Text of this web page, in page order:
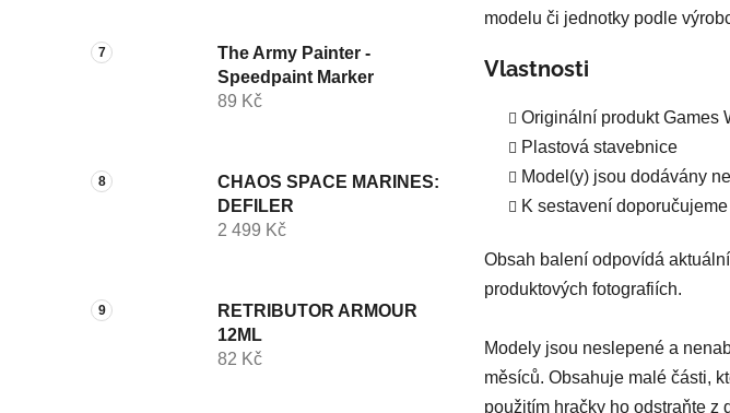
The Army Painter -
Speedpaint Marker
89 Kč
CHAOS SPACE MARINES:
DEFILER
2 499 Kč
RETRIBUTOR ARMOUR
12ML
82 Kč
modelu či jednotky podle
Vlastnosti
Originální produkt Games
Plastová stavebnice
Model(y) jsou dodávány
K sestavení
Obsah balení odpovídá
produktových fotografiích.
Modely jsou neslepené a
měsíců. Obsahuje malé části,
použitím hračky ho odstraňte z